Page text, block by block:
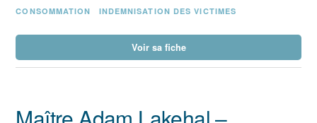
CONSOMMATION
INDEMNISATION DES VICTIMES
Voir sa fiche